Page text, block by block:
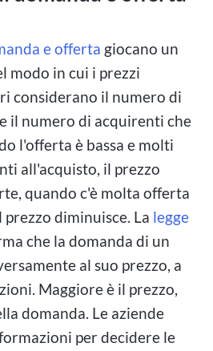
e offerta giocano un
modo in cui i prezzi
considerano il numero di
il numero di acquirenti che
l'offerta è bassa e molti
all'acquisto, il prezzo
quando c'è molta offerta
diminuisce. La legge
che la domanda di un
al suo prezzo, a
Maggiore è il prezzo,
domanda. Le aziende
per decidere le